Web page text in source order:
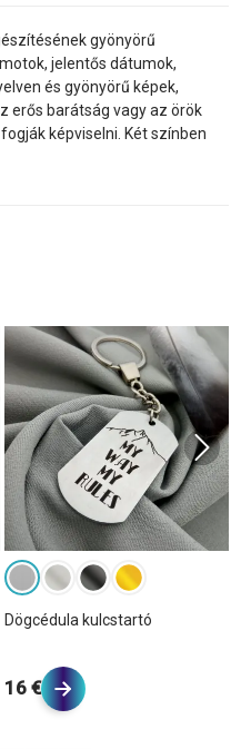
gyönyörű
jelentős dátumok,
és gyönyörű képek,
erős barátság vagy az örök
képviselni. Két színben
Dögcédula kulcstartó
16 €